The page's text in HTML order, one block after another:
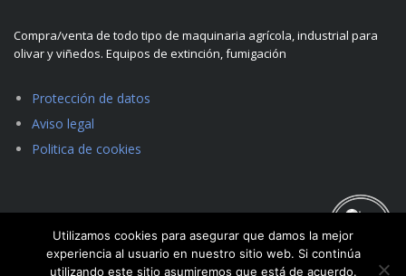
Compra/venta de todo tipo de maquinaria agrícola, industrial para
olivar y viñedos. Equipos de extinción, fumigación
Protección de datos
Aviso legal
Politica de cookies
Utilizamos cookies para asegurar que damos la mejor
experiencia al usuario en nuestro sitio web. Si continúa
utilizando este sitio asumiremos que está de acuerdo.